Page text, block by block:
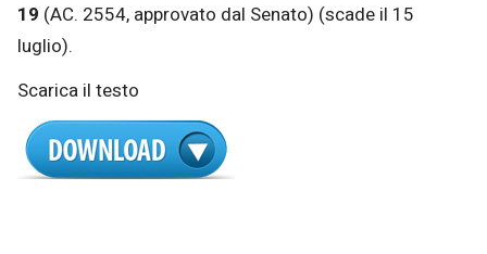
19 (AC. 2554, approvato dal Senato) (scade il 15
luglio).
Scarica il testo